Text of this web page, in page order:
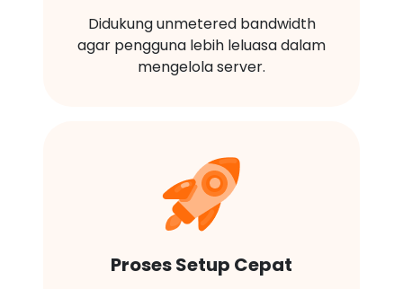
Didukung unmetered bandwidth
agar pengguna lebih leluasa dalam
mengelola server.
Proses Setup Cepat